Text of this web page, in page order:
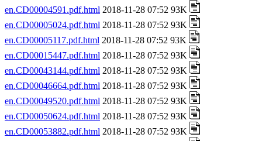
en.CD00004591.pdf.html 2018-11-28 07:52 93K
en.CD00005024.pdf.html 2018-11-28 07:52 93K
en.CD00005117.pdf.html 2018-11-28 07:52 93K
en.CD00015447.pdf.html 2018-11-28 07:52 93K
en.CD00043144.pdf.html 2018-11-28 07:52 93K
en.CD00046664.pdf.html 2018-11-28 07:52 93K
en.CD00049520.pdf.html 2018-11-28 07:52 93K
en.CD00050624.pdf.html 2018-11-28 07:52 93K
en.CD00053882.pdf.html 2018-11-28 07:52 93K